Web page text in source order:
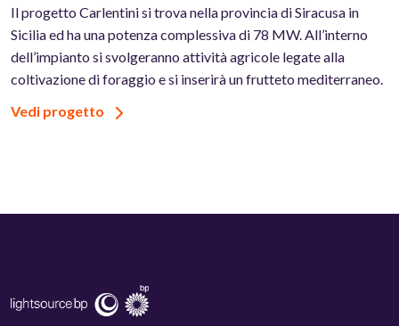
Il progetto Carlentini si trova nella provincia di Siracusa in
Sicilia ed ha una potenza complessiva di 78 MW. All’interno
dell’impianto si svolgeranno attività agricole legate alla
coltivazione di foraggio e si inserirà un frutteto mediterraneo.
Vedi progetto